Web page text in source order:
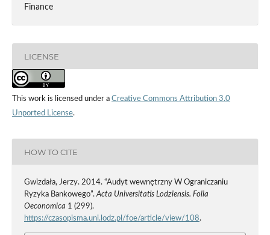
Finance
LICENSE
This work is licensed under a Creative Commons Attribution 3.0
Unported License.
HOW TO CITE
Gwizdała, Jerzy. 2014. “Audyt wewnętrzny W Ograniczaniu
Ryzyka Bankowego”.Acta Universitatis Lodziensis. Folia
Oeconomica 1 (299).
https://czasopisma.uni.lodz.pl/foe/article/view/108.